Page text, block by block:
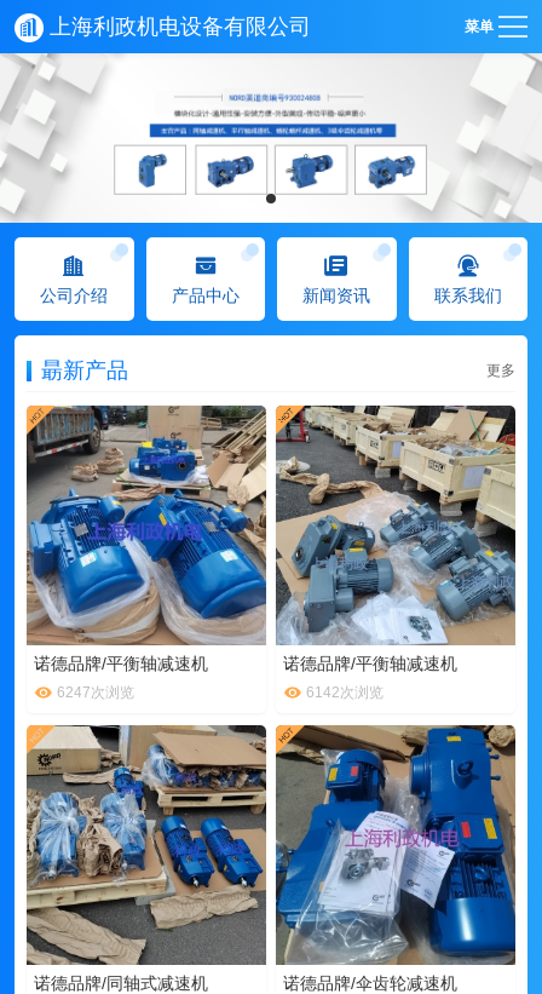
上海利政机电设备有限公司 菜单
公司介绍 产品中心 新闻资讯 联系我们
朂新产品 更多
诺德品牌/平衡轴减速机
6247次浏览
诺德品牌/平衡轴减速机
6142次浏览
诺德品牌/同轴式减速机 诺德品牌/伞齿轮减速机